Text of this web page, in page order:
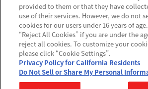
アレルギー情報
©BANDAI
provided to them or that they have
use of their services. However, we do not
cookies for our users under 16 years of
“Reject All Cookies” if you are under the
reject all cookies. To customize your
please click “Cookie Settings”.
Privacy Policy for California Residents
Do Not Sell or Share My Personal